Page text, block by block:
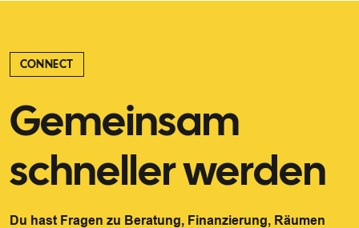
CONNECT
Gemeinsam
schneller werden
Du hast Fragen zu Beratung, Finanzierung, Räumen